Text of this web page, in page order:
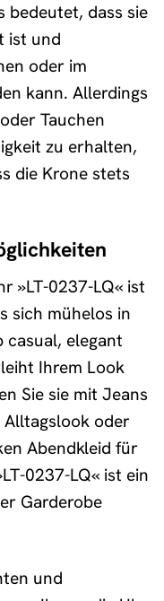
bedeutet, dass sie
ist und
oder im
kann. Allerdings
Tauchen
zu erhalten,
die Krone stets
»LT-0237-LQ« ist
sich mühelos in
casual, elegant
Ihrem Look
Sie sie mit Jeans
Alltagslook oder
Abendkleid für
0237-LQ« ist ein
Garderobe
und